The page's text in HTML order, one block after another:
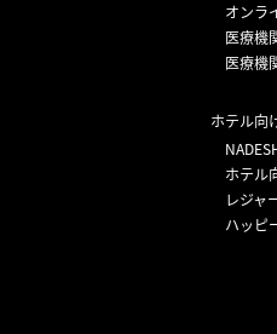
オンラ
医療機
医療機
ホテル向
ホテル
レジャ
ハッピ